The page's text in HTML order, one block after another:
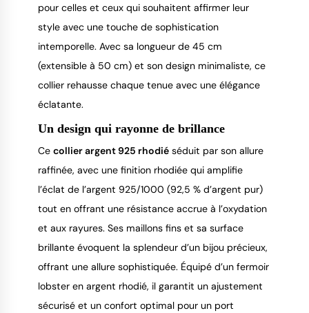
pour celles et ceux qui souhaitent affirmer leur
style avec une touche de sophistication
intemporelle. Avec sa longueur de 45 cm
(extensible à 50 cm) et son design minimaliste, ce
collier rehausse chaque tenue avec une élégance
éclatante.
Un design qui rayonne de brillance
Ce collier argent 925 rhodié séduit par son allure
raffinée, avec une finition rhodiée qui amplifie
l’éclat de l’argent 925/1000 (92,5 % d’argent pur)
tout en offrant une résistance accrue à l’oxydation
et aux rayures. Ses maillons fins et sa surface
brillante évoquent la splendeur d’un bijou précieux,
offrant une allure sophistiquée. Équipé d’un fermoir
lobster en argent rhodié, il garantit un ajustement
sécurisé et un confort optimal pour un port